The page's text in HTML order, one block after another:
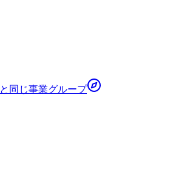
と同じ事業グループ